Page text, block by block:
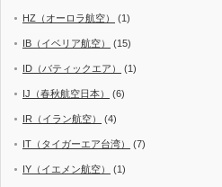
HZ（オーロラ航空） (1)
IB（イベリア航空） (15)
ID（バティックエア） (1)
IJ（春秋航空日本） (6)
IR（イラン航空） (4)
IT（タイガーエア台湾） (7)
IY（イエメン航空） (1)